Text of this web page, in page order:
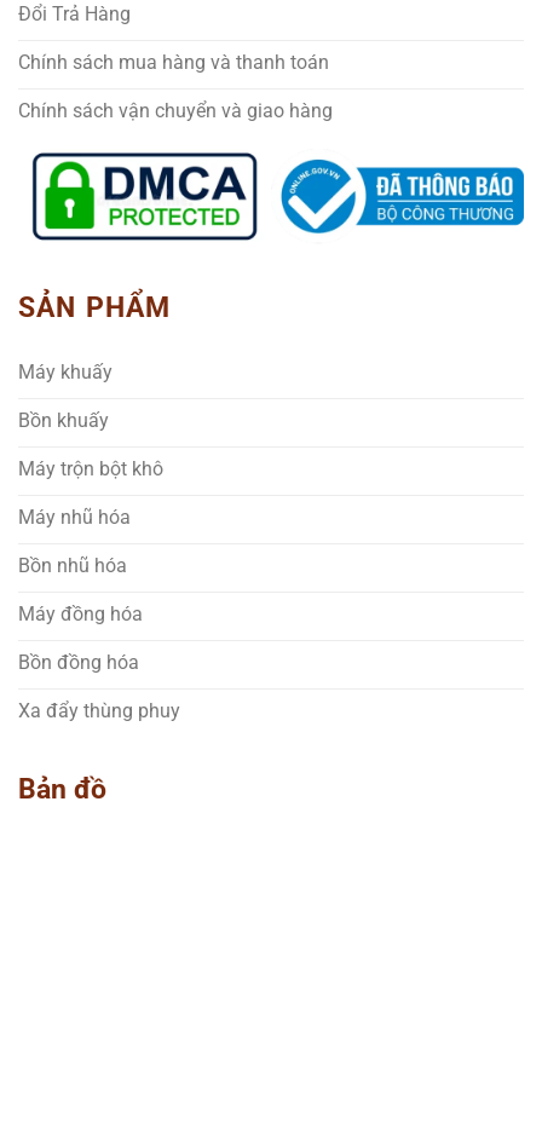
Đổi Trả Hàng
Chính sách mua hàng và thanh toán
Chính sách vận chuyển và giao hàng
SẢN PHẨM
Máy khuấy
Bồn khuấy
Máy trộn bột khô
Máy nhũ hóa
Bồn nhũ hóa
Máy đồng hóa
Bồn đồng hóa
Xa đẩy thùng phuy
Bản đồ